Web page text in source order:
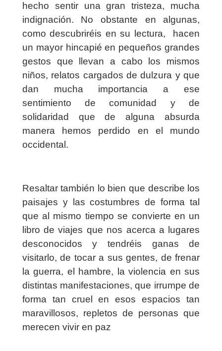
hecho sentir una gran tristeza, mucha
indignación. No obstante en algunas,
como descubriréis en su lectura,
hacen
un mayor hincapié en pequeños grandes
gestos que llevan a cabo los mismos
niños, relatos cargados de dulzura y que
dan mucha importancia a ese
sentimiento de comunidad y de
solidaridad que de alguna absurda
manera hemos perdido en el mundo
occidental.
Resaltar también lo bien que describe los
paisajes y las costumbres de forma tal
que al mismo tiempo se convierte en un
libro de viajes que nos acerca a lugares
desconocidos y tendréis ganas de
visitarlo, de tocar a sus gentes, de frenar
la guerra, el hambre, la violencia en sus
distintas manifestaciones, que irrumpe de
forma tan cruel en esos espacios tan
maravillosos, repletos de personas que
merecen vivir en paz